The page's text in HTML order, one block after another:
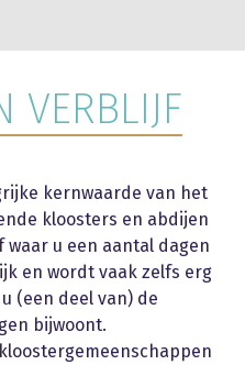
VERBLIJF
kernwaarde van het
kloosters en abdijen
u een aantal dagen
en wordt vaak zelfs erg
(een deel van) de
bijwoont.